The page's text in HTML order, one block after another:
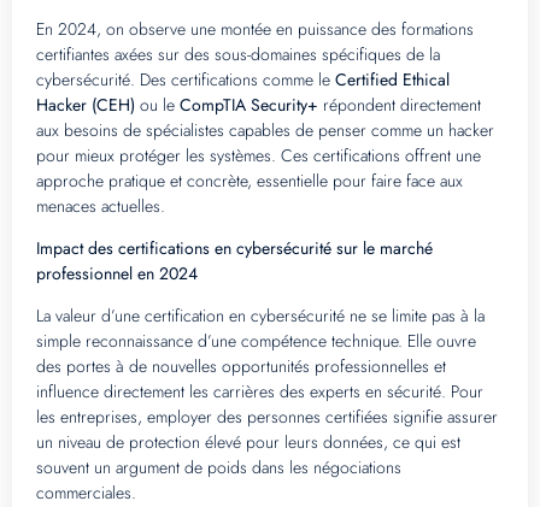
En 2024, on observe une montée en puissance des formations
certifiantes axées sur des sous-domaines spécifiques de la
cybersécurité. Des certifications comme le Certified Ethical
Hacker (CEH) ou le CompTIA Security+ répondent directement
aux besoins de spécialistes capables de penser comme un hacker
pour mieux protéger les systèmes. Ces certifications offrent une
approche pratique et concrète, essentielle pour faire face aux
menaces actuelles.
Impact des certifications en cybersécurité sur le marché
professionnel en 2024
La valeur d’une certification en cybersécurité ne se limite pas à la
simple reconnaissance d’une compétence technique. Elle ouvre
des portes à de nouvelles opportunités professionnelles et
influence directement les carrières des experts en sécurité. Pour
les entreprises, employer des personnes certifiées signifie assurer
un niveau de protection élevé pour leurs données, ce qui est
souvent un argument de poids dans les négociations
commerciales.